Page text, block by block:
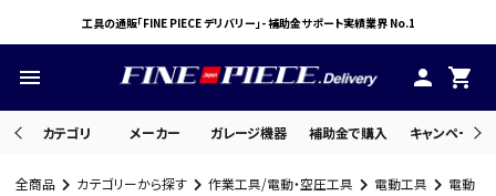
工具の通販「FINE PIECE デリバリー」- 補助金サポート実績業界 No.1
menu person shopping_cart
カテゴリ メーカー ガレージ機器 補助金で購入 キャンペーン
全商品 カテゴリーから探す 作業工具/電動・空圧工具 電動工具
電動